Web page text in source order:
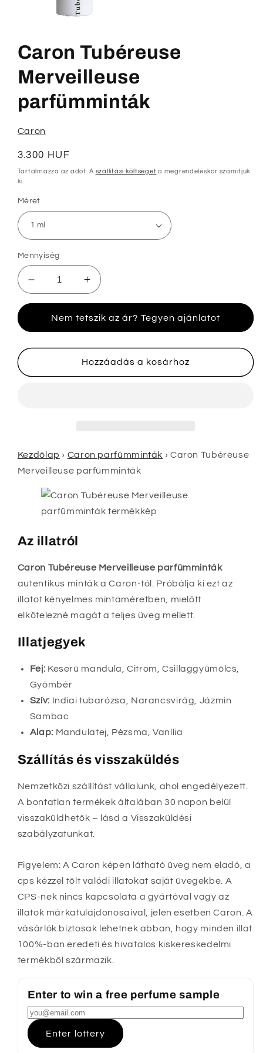
megnyitása
a
modális
párbeszédpanelen
Caron Tubéreuse
Merveilleuse
parfümminták
Caron
Normál
ár
3.300 HUF
Tartalmazza az adót. A szállítási költséget a megrendeléskor számítjuk
ki.
Méret
Mennyiség
Caron
Tubéreuse
parfümminták
csökkentése
Caron
Tubéreuse
parfümminták
növelése
Nem tetszik az ár? Tegyen ajánlatot
Hozzáadás a kosárhoz
Kezdőlap › Caron parfümminták › Caron Tubéreuse
Merveilleuse parfümminták
Az illatról
Caron Tubéreuse Merveilleuse parfümminták
autentikus minták a Caron-tól. Próbálja ki ezt az
illatot kényelmes mintaméretben, mielőtt
elkötelezné magát a teljes üveg mellett.
Illatjegyek
Fej: Keserű mandula, Citrom, Csillaggyümölcs,
Gyömbér
Szív: Indiai tubarózsa, Narancsvirág, Jázmin
Sambac
Alap: Mandulatej, Pézsma, Vanília
Szállítás és visszaküldés
Nemzetközi szállítást vállalunk, ahol engedélyezett.
A bontatlan termékek általában 30 napon belül
visszaküldhetők – lásd a Visszaküldési
szabályzatunkat.
Figyelem: A Caron képen látható üveg nem eladó, a
cps kézzel tölt valódi illatokat saját üvegekbe. A
CPS-nek nincs kapcsolata a gyártóval vagy az
illatok márkatulajdonosaival, jelen esetben Caron. A
vásárlók biztosak lehetnek abban, hogy minden illat
100%-ban eredeti és hivatalos kiskereskedelmi
termékből származik.
Enter to win a free perfume sample
Enter lottery